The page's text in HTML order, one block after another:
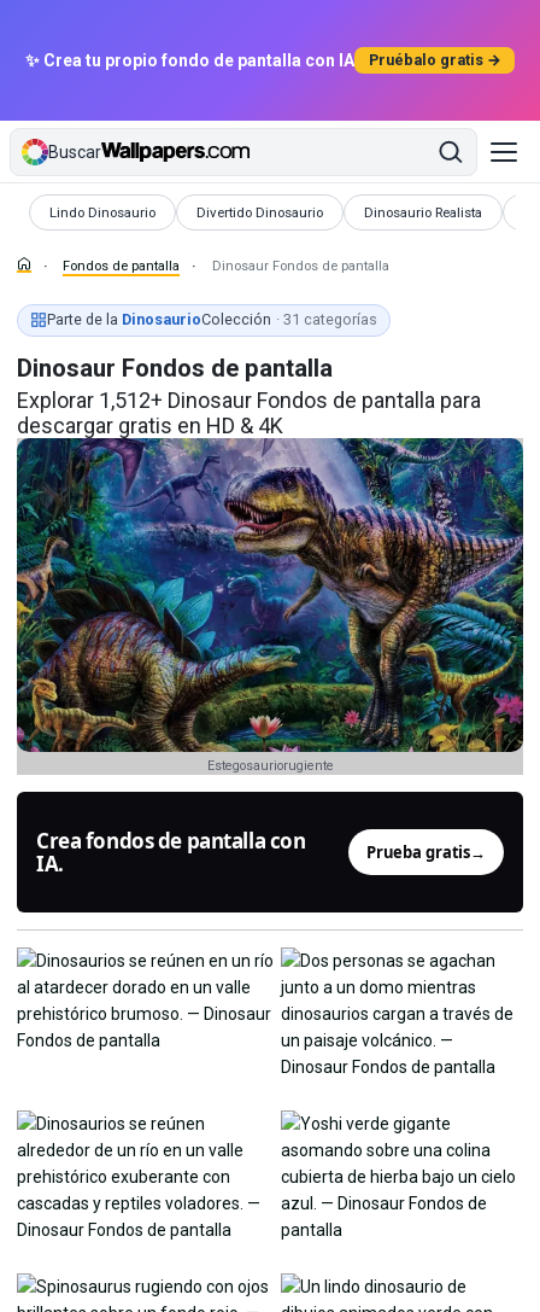
✨ Crea tu propio fondo de pantalla con IA Pruébalo gratis →
Buscar
Lindo Dinosaurio
Fondos de pantalla Divertido Dinosaurio
Fondos de pantalla Dinosaurio Realista
Fondos de pantalla
Fondos de pantalla Dinosaur Fondos de pantalla
Parte de la DinosaurioColección · 31 categorías
Dinosaur Fondos de pantalla
Explorar 1,512+ Dinosaur Fondos de pantalla para
descargar gratis en HD & 4K
Estegosauriorugiente
Crea fondos de pantalla con
IA.
Prueba gratis→